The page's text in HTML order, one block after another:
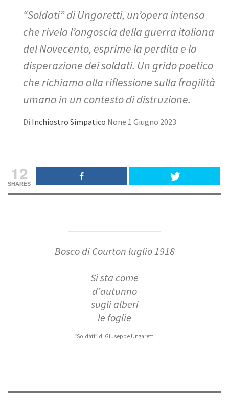
“Soldati” di Ungaretti, un’opera intensa
che rivela l’angoscia della guerra italiana
del Novecento, esprime la perdita e la
disperazione dei soldati. Un grido poetico
che richiama alla riflessione sulla fragilità
umana in un contesto di distruzione.
Di Inchiostro Simpatico None 1 Giugno 2023
12
SHARES
Bosco di Courton luglio 1918
Si sta come
d’autunno
sugli alberi
le foglie
“Soldati” di Giuseppe Ungaretti